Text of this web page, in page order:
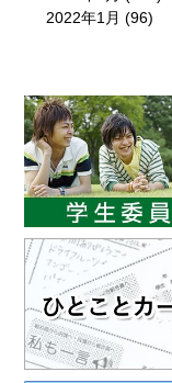
2022年1月 (96)